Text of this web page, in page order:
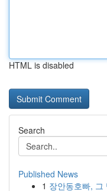
HTML is disabled
Search
Published News
1 장안동호빠, 그